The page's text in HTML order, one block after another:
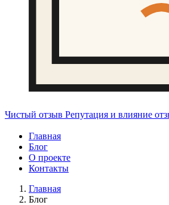
Чистый отзыв Репутация и влияние
Главная
Блог
О проекте
Контакты
Главная
Блог